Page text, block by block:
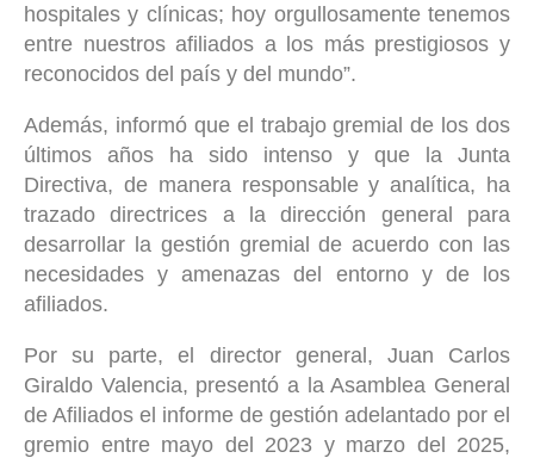
hospitales y clínicas; hoy orgullosamente tenemos
entre nuestros afiliados a los más prestigiosos y
reconocidos del país y del mundo”.
Además, informó que el trabajo gremial de los dos
últimos años ha sido intenso y que la Junta
Directiva, de manera responsable y analítica, ha
trazado directrices a la dirección general para
desarrollar la gestión gremial de acuerdo con las
necesidades y amenazas del entorno y de los
afiliados.
Por su parte, el director general, Juan Carlos
Giraldo Valencia, presentó a la Asamblea General
de Afiliados el informe de gestión adelantado por el
gremio entre mayo del 2023 y marzo del 2025,